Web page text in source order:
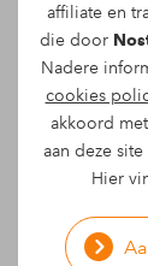
affiliate en
die door
Nadere
cookies
akkoord
aan deze
Hier
Hoewel
personen